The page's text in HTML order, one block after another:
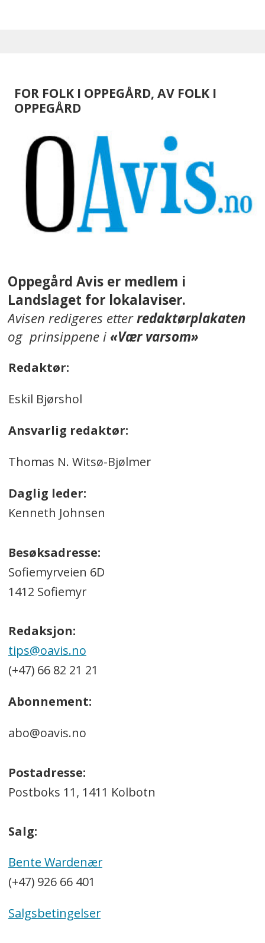
FOR FOLK I OPPEGÅRD, AV FOLK I
OPPEGÅRD
Oppegård Avis er medlem i
Landslaget for lokalaviser.
Avisen redigeres etterredaktørplakaten
og prinsippene i«Vær varsom»
Redaktør:
Eskil Bjørshol
Ansvarlig redaktør:
Thomas N. Witsø-Bjølmer
Daglig leder:
Kenneth Johnsen
Besøksadresse:
Sofiemyrveien 6D
1412 Sofiemyr
Redaksjon:
tips@oavis.no
(+47) 66 82 21 21
Abonnement:
abo@oavis.no
Postadresse:
Postboks 11, 1411 Kolbotn
Salg:
Bente Wardenær
(+47) 926 66 401
Salgsbetingelser